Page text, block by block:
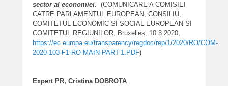
sector al economiei. (COMUNICARE A COMISIEI
CATRE PARLAMENTUL EUROPEAN, CONSILIU,
COMITETUL ECONOMIC SI SOCIAL EUROPEAN SI
COMITETUL REGIUNILOR, Bruxelles, 10.3.2020,
https://ec.europa.eu/transparency/regdoc/rep/1/2020/RO/COM-
2020-103-F1-RO-MAIN-PART-1.PDF)
Expert PR, Cristina DOBROTA